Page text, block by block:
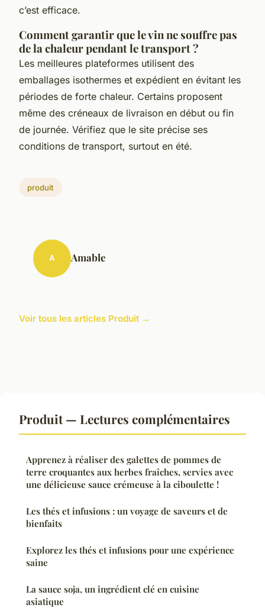
c’est efficace.
Comment garantir que le vin ne souffre pas
de la chaleur pendant le transport ?
Les meilleures plateformes utilisent des
emballages isothermes et expédient en évitant les
périodes de forte chaleur. Certains proposent
même des créneaux de livraison en début ou fin
de journée. Vérifiez que le site précise ses
conditions de transport, surtout en été.
produit
A Amable
Voir tous les articles Produit →
Produit — Lectures complémentaires
Apprenez à réaliser des galettes de pommes de
terre croquantes aux herbes fraîches, servies avec
une délicieuse sauce crémeuse à la ciboulette !
Les thés et infusions : un voyage de saveurs et de
bienfaits
Explorez les thés et infusions pour une expérience
saine
La sauce soja, un ingrédient clé en cuisine
asiatique